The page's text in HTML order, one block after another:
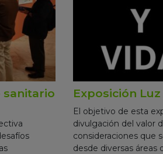
sanitario
Exposición Luz
El objetivo de esta
divulgación del valor
consideraciones que
desde diversas áreas